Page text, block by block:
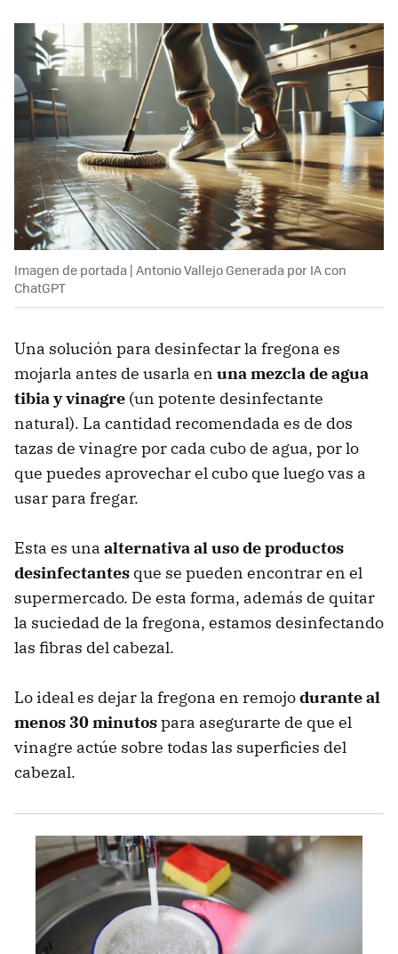
Imagen de portada | Antonio Vallejo Generada por IA con
ChatGPT
Una solución para desinfectar la fregona es
mojarla antes de usarla en una mezcla de agua
tibia y vinagre (un potente desinfectante
natural). La cantidad recomendada es de dos
tazas de vinagre por cada cubo de agua, por lo
que puedes aprovechar el cubo que luego vas a
usar para fregar.
Esta es una alternativa al uso de productos
desinfectantes que se pueden encontrar en el
supermercado. De esta forma, además de quitar
la suciedad de la fregona, estamos desinfectando
las fibras del cabezal.
Lo ideal es dejar la fregona en remojodurante al
menos 30 minutospara asegurarte de que el
vinagre actúe sobre todas las superficies del
cabezal.